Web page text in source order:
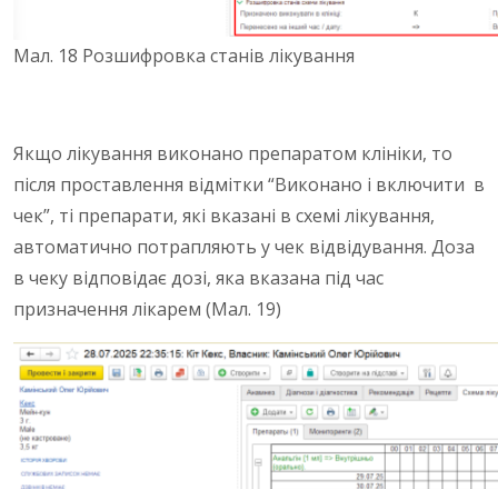
Мал. 18 Розшифровка станів лікування
Якщо лікування виконано препаратом клініки, то
після проставлення відмітки “Виконано і включити в
чек”, ті препарати, які вказані в схемі лікування,
автоматично потрапляють у чек відвідування. Доза
в чеку відповідає дозі, яка вказана під час
призначення лікарем (Мал. 19)